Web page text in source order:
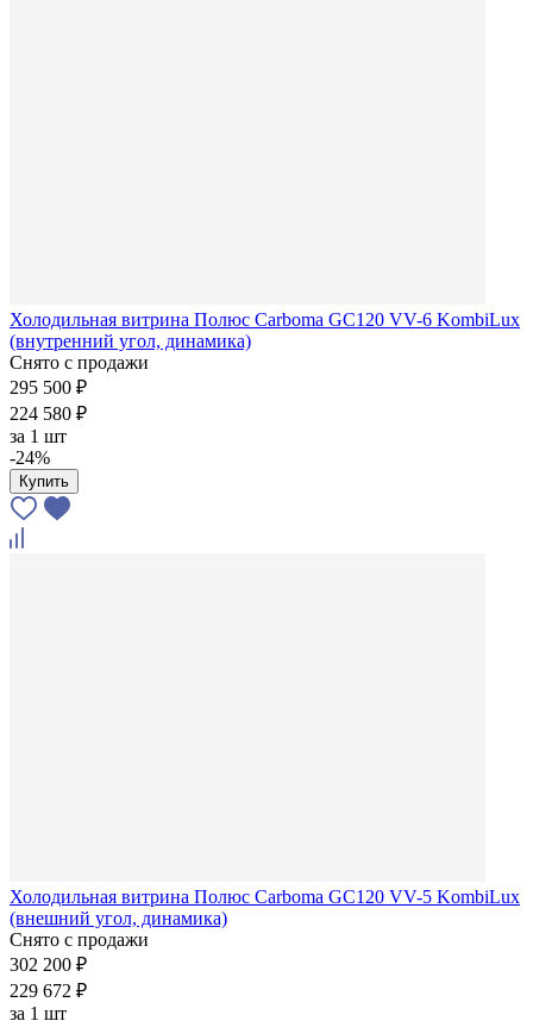
Холодильная витрина Полюс Carboma GC120 VV-6 KombiLux
(внутренний угол, динамика)
Снято с продажи
295 500 ₽
224 580 ₽
за 1 шт
-24%
Купить
Холодильная витрина Полюс Carboma GC120 VV-5 KombiLux
(внешний угол, динамика)
Снято с продажи
302 200 ₽
229 672 ₽
за 1 шт